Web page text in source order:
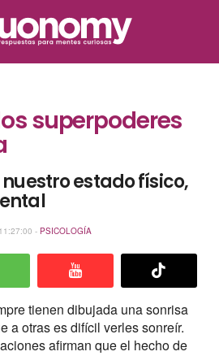
superpoderes
estado físico,
- PSICOLOGÍA
tienen dibujada una sonrisa
a otras es difícil verles sonreír.
afirman que el hecho de